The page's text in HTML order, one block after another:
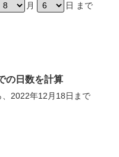
月 日 まで
の日数を計算
、2022年12月18日まで